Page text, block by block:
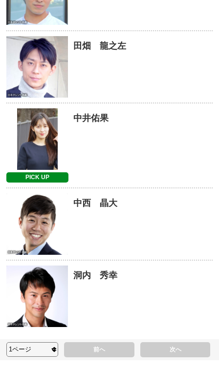
田畑 龍之左
PICK UP
中井佑果
中西 晶大
洞内 秀幸
前へ 次へ